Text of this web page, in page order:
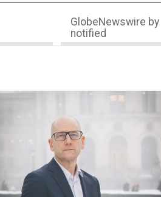
GlobeNewswire by
notified